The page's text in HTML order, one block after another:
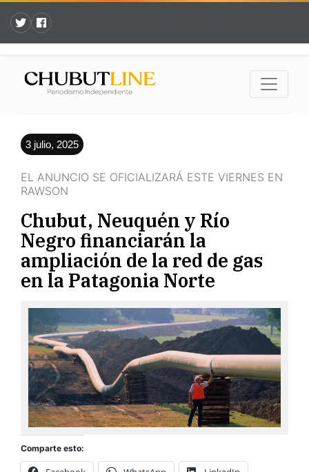
3 julio, 2025
EL ANUNCIO SE OFICIALIZARÁ ESTE VIERNES EN
RAWSON
Chubut, Neuquén y Río
Negro financiarán la
ampliación de la red de gas
en la Patagonia Norte
Comparte esto: